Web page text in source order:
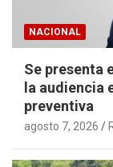
NACIONAL
Se presenta
la audiencia
preventiva
agosto 7, 2026